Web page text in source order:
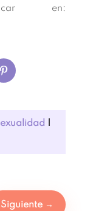
en:
Siguiente →